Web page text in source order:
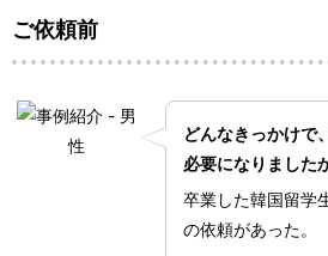
ご依頼前
どんなきっかけで
必要になりました
卒業した韓国留学
の依頼があった。